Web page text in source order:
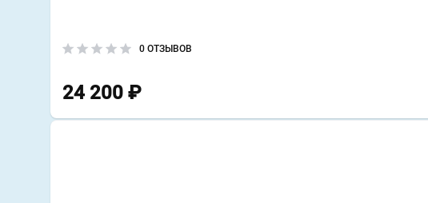
0 ОТЗЫВОВ
24 200 ₽